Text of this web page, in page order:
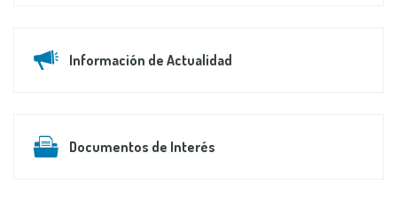
Información de Actualidad
Documentos de Interés